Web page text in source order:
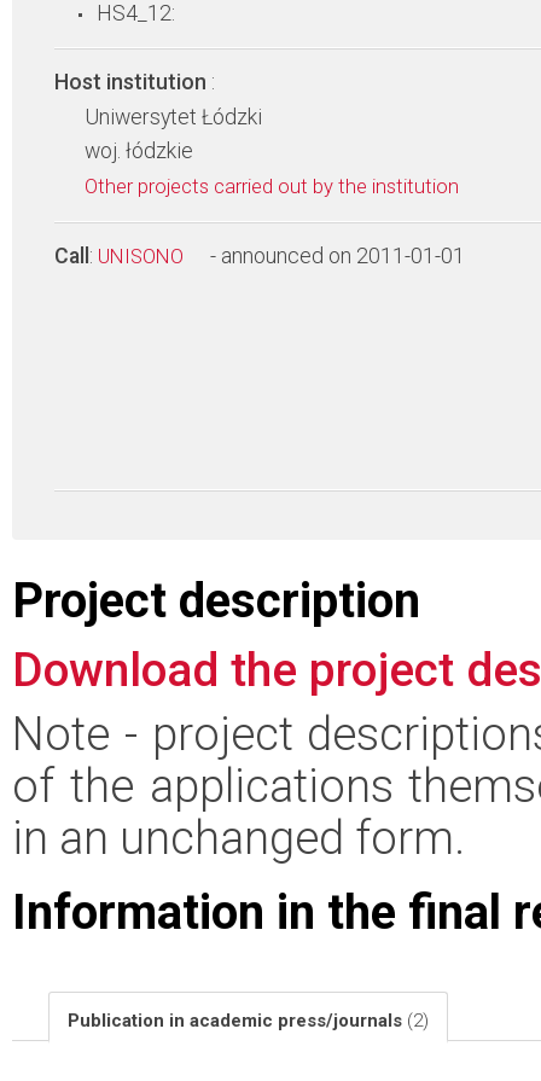
HS4_12:
Host institution :
Uniwersytet Łódzki
woj. łódzkie
Other projects carried out by the institution
Call : UNISONO - announced on 2011-01-01
Project description
Download the project
Note - project
of the applications
in an unchanged form.
Information in the final
Publication in academic press/journals (2)